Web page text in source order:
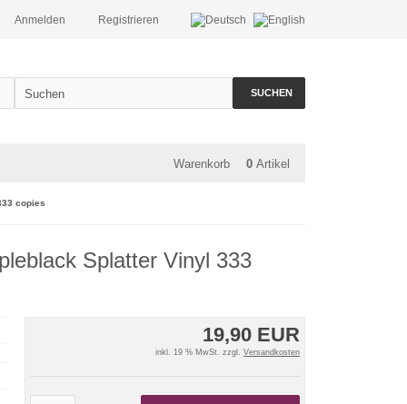
Registrieren
Anmelden
SUCHEN
Warenkorb 0 Artikel
copies
Splatter Vinyl 333
19,90 EUR
inkl. 19 % MwSt. zzgl. Versandkosten